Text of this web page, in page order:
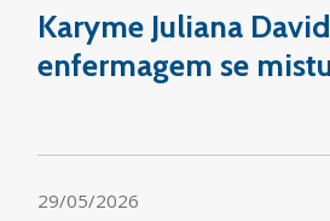
Karyme Juliana
enfermagem se
29/05/2026